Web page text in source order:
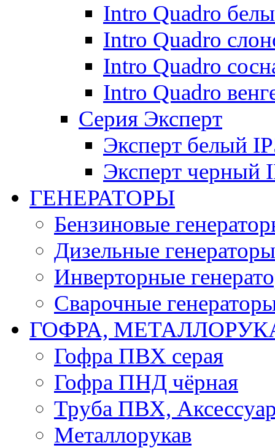
Intro Quadro
Intro Quadro
Intro Quadro
Intro Quadro
Серия Эксперт
Эксперт белый
Эксперт черный
ГЕНЕРАТОРЫ
Бензиновые
Дизельные генераторы
Инверторные
Сварочные
ГОФРА,
Гофра ПВХ серая
Гофра ПНД чёрная
Труба ПВХ,
Металлорукав